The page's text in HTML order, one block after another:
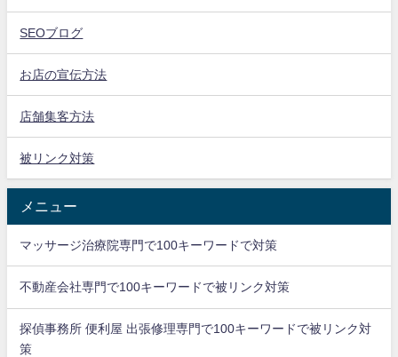
SEOブログ
お店の宣伝方法
店舗集客方法
被リンク対策
メニュー
マッサージ治療院専門で100キーワードで対策
不動産会社専門で100キーワードで被リンク対策
探偵事務所 便利屋 出張修理専門で100キーワードで被リンク対
策